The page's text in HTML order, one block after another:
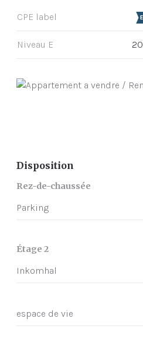
CPE label
Niveau E 20
Disposition
Rez-de-chaussée
Parking
Étage 2
Inkomhal
espace de vie